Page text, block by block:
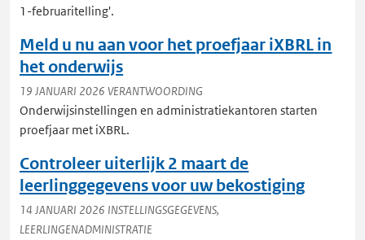
1-februaritelling'.
Meld u nu aan voor het proefjaar iXBRL in
het onderwijs
19 JANUARI 2026 VERANTWOORDING
Onderwijsinstellingen en administratiekantoren starten
proefjaar met iXBRL.
Controleer uiterlijk 2 maart de
leerlinggegevens voor uw bekostiging
14 JANUARI 2026 INSTELLINGSGEGEVENS,
LEERLINGENADMINISTRATIE